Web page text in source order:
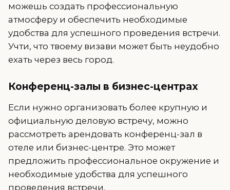
можешь создать профессиональную
атмосферу и обеспечить необходимые
удобства для успешного проведения встречи.
Учти, что твоему визави может быть неудобно
ехать через весь город.
Конференц-залы в бизнес-центрах
Если нужно организовать более крупную и
официальную деловую встречу, можно
рассмотреть арендовать конференц-зал в
отеле или бизнес-центре. Это может
предложить профессиональное окружение и
необходимые удобства для успешного
проведения встречи.